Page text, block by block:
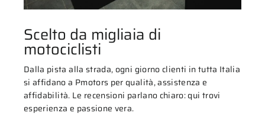
Scelto da migliaia di
motociclisti
Dalla pista alla strada, ogni giorno clienti in tutta Italia
si affidano a Pmotors per qualità, assistenza e
affidabilità. Le recensioni parlano chiaro: qui trovi
esperienza e passione vera.